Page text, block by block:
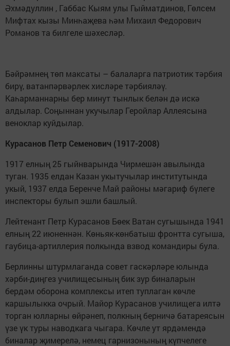
Әхмәдуллин , Габбас Кыям улы Гыйматдинов, Гөлсем
Мифтах кызы Минһаҗева һәм Михаил Федорович
Романов та билгеле шәхесләр.
Бәйрәмнең төп максаты – балаларга патриотик тәрбия
бирү, ватанпәрвәрлек хисләре тәрбияләү.
Каһарманнарны бер минут тынлык белән дә искә
алдылар. Соңыннан укучылар Геройлар Аллеясына
веноклар куйдылар.
Курасанов Петр Семенович (1917-2008)
1917 елның 25 гыйнварында Чирмешән авылында
туган. 1935 елдан Казан укытучылар институтында
укый, 1937 елда Беренче Май районы мәгариф бүлеге
инспекторы булып эшли башлый.
Лейтенант Петр Курасанов Бөек Ватан сугышында 1941
елның 22 июненнән. Көньяк-көнбатыш фронтта сугыша,
гаубица-артиллерия полкында взвод командиры була.
Берлинны штурмлаганда совет гаскәрләре юлында
хәрби-диңгез училищесының бик зур биналарын
бердәм оборона комплексы итеп туплаган көчле
каршылыкка очрый. Майор Курасанов училищега илтә
торган юлларны өйрәнеп, полкның берничә батареясын
үзе үк туры наводкага чыгара. Көчле ут ярдәмендә
биналар җимерелә, немец гарнизонының күпчелеге